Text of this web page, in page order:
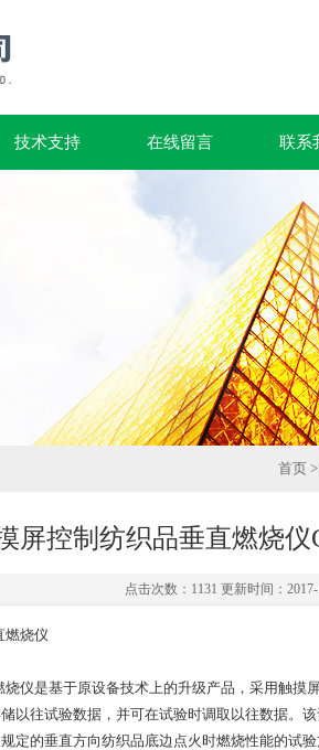
技术支持 在线留言 联系
首页 >
屏控制纺织品垂直燃烧仪
点击次数：1131 更新时间：
燃烧仪
仪是基于原设备技术上的升级产品，采用触摸
以往试验数据，并可在试验时调取以往数据。
定的垂直方向纺织品底边点火时燃烧性能的试验